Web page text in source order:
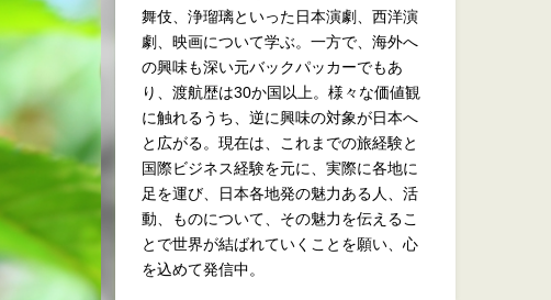
舞伎、浄瑠璃といった日本演劇、西洋演
劇、映画について学ぶ。一方で、海外へ
の興味も深い元バックパッカーでもあ
り、渡航歴は30か国以上。様々な価値観
に触れるうち、逆に興味の対象が日本へ
と広がる。現在は、これまでの旅経験と
国際ビジネス経験を元に、実際に各地に
足を運び、日本各地発の魅力ある人、活
動、ものについて、その魅力を伝えるこ
とで世界が結ばれていくことを願い、心
を込めて発信中。